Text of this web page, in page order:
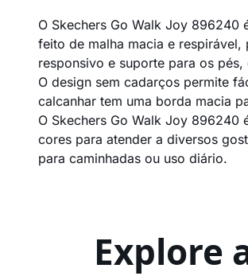
O Skechers Go Walk Joy 896240
feito de malha macia e
responsivo e suporte para os
O design sem cadarços permite
calcanhar tem uma borda macia
O Skechers Go Walk Joy 896240
cores para atender a diversos
para caminhadas ou uso diário.
Explore